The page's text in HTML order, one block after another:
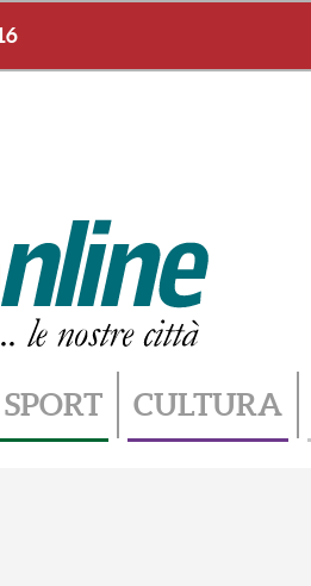
SPORT CULTURA